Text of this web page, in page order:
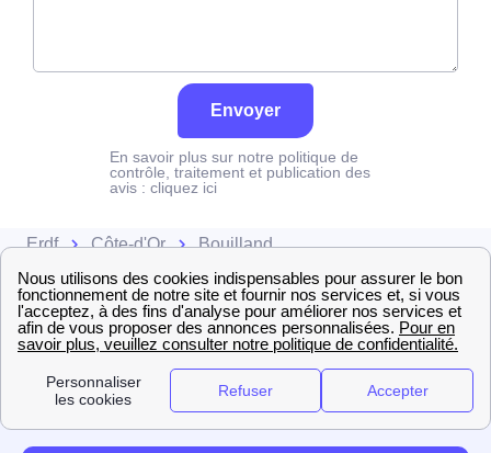
Envoyer
En savoir plus sur notre politique de
contrôle, traitement et publication des
avis : cliquez ici
Erdf Côte-d'Or Bouilland